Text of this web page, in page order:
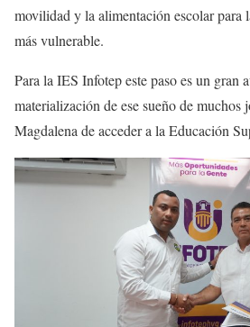
movilidad y la alimentación escolar para
más vulnerable.
Para la IES Infotep este paso es un gran
materialización de ese sueño de muchos
Magdalena de acceder a la Educación